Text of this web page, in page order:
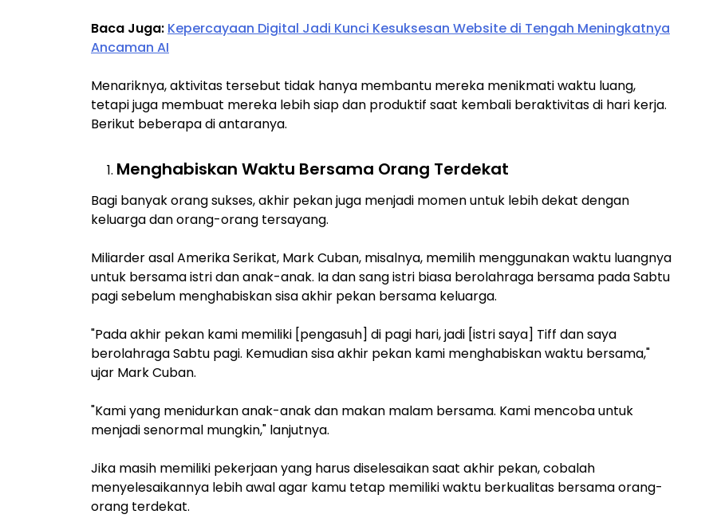
Baca Juga: Kepercayaan Digital Jadi Kunci Kesuksesan Website di Tengah Meningkatnya
Ancaman AI
Menariknya, aktivitas tersebut tidak hanya membantu mereka menikmati waktu luang,
tetapi juga membuat mereka lebih siap dan produktif saat kembali beraktivitas di hari kerja.
Berikut beberapa di antaranya.
Menghabiskan Waktu Bersama Orang Terdekat
Bagi banyak orang sukses, akhir pekan juga menjadi momen untuk lebih dekat dengan
keluarga dan orang-orang tersayang.
Miliarder asal Amerika Serikat, Mark Cuban, misalnya, memilih menggunakan waktu luangnya
untuk bersama istri dan anak-anak. Ia dan sang istri biasa berolahraga bersama pada Sabtu
pagi sebelum menghabiskan sisa akhir pekan bersama keluarga.
"Pada akhir pekan kami memiliki [pengasuh] di pagi hari, jadi [istri saya] Tiff dan saya
berolahraga Sabtu pagi. Kemudian sisa akhir pekan kami menghabiskan waktu bersama,"
ujar Mark Cuban.
"Kami yang menidurkan anak-anak dan makan malam bersama. Kami mencoba untuk
menjadi senormal mungkin," lanjutnya.
Jika masih memiliki pekerjaan yang harus diselesaikan saat akhir pekan, cobalah
menyelesaikannya lebih awal agar kamu tetap memiliki waktu berkualitas bersama orang-
orang terdekat.